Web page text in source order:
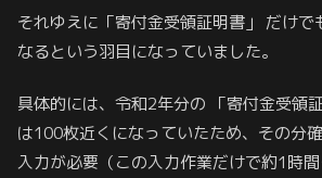
それゆえに「寄付金受領証明書」 だけで
なるという羽目になっていました。
具体的には、令和2年分の 「寄付金受領
は100枚近くになっていたため、その分
入力が必要（この入力作業だけで約1時